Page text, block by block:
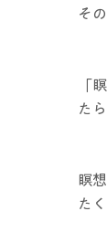
そ
「
た
瞑
た